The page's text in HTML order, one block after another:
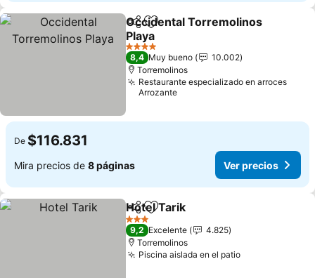
CompartirAgregar a favoritos
Occidental Torremolinos
Playa
4 Estrellas
8,4 Muy bueno
10.002
Torremolinos
Restaurante especializado en arroces
Arrozante
De $116.831
Mira precios de 8 páginas Ver precios
CompartirAgregar a favoritos
Hotel Tarik
3 Estrellas
9,2 Excelente
4.825
Torremolinos
Piscina aislada en el patio